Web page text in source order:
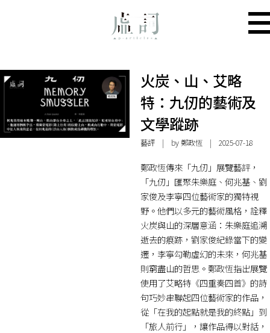
火炭、山、艾略
特：九仞的藝術及
文學蹤跡
藝評| by 鄭政恆| 2025-07-18
鄭政恆傳來「九仞」展覽藝評，
「九仞」匯聚朱樂庭、何兆基、劉
家俊及李寧四位藝術家的獨特視
野。他們以多元的藝術風格，詮釋
火炭與山的深層意涵：朱樂庭追溯
逝去的痕跡，劉家俊紀錄當下的變
遷，李寧勾勒虛幻的未來，何兆基
則窮盡山的哲思。鄭政恆指出展覽
使用了艾略特《四重奏四首》的詩
句巧妙串聯起四位藝術家的作品，
從「在我的起點就是我的終點」到
「旅人前行」，讓作品得以對話，